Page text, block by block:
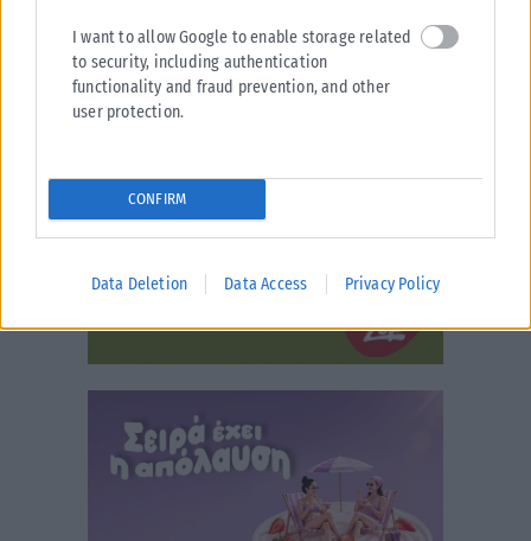
I want to allow Google to enable storage related
to security, including authentication
functionality and fraud prevention, and other
user protection.
CONFIRM
Data Deletion Data Access Privacy Policy